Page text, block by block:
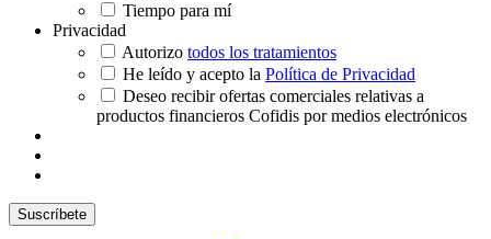
Tiempo para mí
Privacidad
Autorizo todos los tratamientos
He leído y acepto la Política de Privacidad
Deseo recibir ofertas comerciales relativas a
productos financieros Cofidis por medios electrónicos